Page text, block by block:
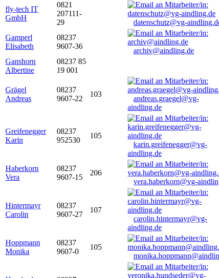
fly-tech IT
GmbH
0821
207111-
29
datenschutz@vg-
Gamperl
Elisabeth
08237
9607-36
archiv@aindling.de
Ganshorn
Albertine
08237 85
19 001
Grägel
Andreas
08237
9607-22
103
andreas.graegel@vg-
aindling.de
Greifenegger
Karin
08237
952530
105
karin.greifenegger@vg-
aindling.de
Haberkorn
Vera
08237
9607-15
206
vera.haberkorn@vg-
Hintermayr
Carolin
08237
9607-27
107
carolin.hintermayr@vg-
aindling.de
Hoppmann
Monika
08237
9607-0
105